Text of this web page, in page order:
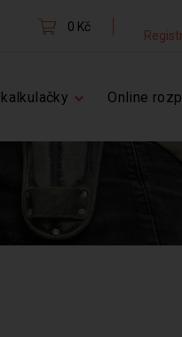
0 Kč
Online